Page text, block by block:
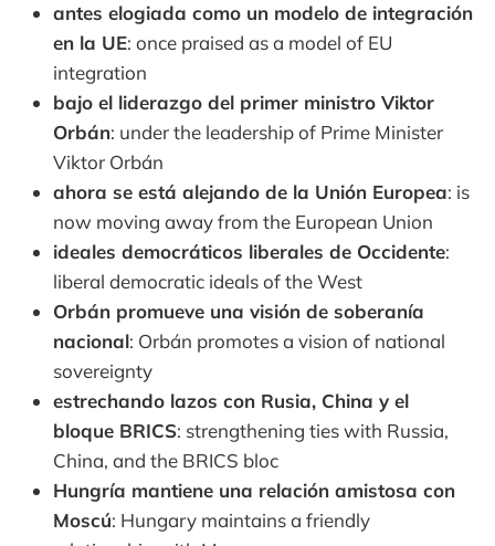
antes elogiada como un modelo de integración
en la UE: once praised as a model of EU
integration
bajo el liderazgo del primer ministro Viktor
Orbán: under the leadership of Prime Minister
Viktor Orbán
ahora se está alejando de la Unión Europea: is
now moving away from the European Union
ideales democráticos liberales de Occidente:
liberal democratic ideals of the West
Orbán promueve una visión de soberanía
nacional: Orbán promotes a vision of national
sovereignty
estrechando lazos con Rusia, China y el
bloque BRICS: strengthening ties with Russia,
China, and the BRICS bloc
Hungría mantiene una relación amistosa con
Moscú: Hungary maintains a friendly